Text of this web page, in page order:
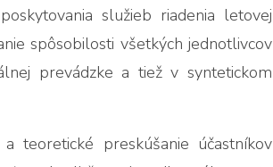
služieb riadenia letovej
spôsobilosti všetkých jednotlivcov
prevádzke a tiež v syntetickom
teoretické preskúšanie účastníkov